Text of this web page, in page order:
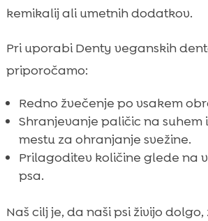
kemikalij ali umetnih dodatkov.
Pri uporabi Denty veganskih
priporočamo:
Redno žvečenje po vsakem
Shranjevanje paličic na suhem
mestu za ohranjanje svežine.
Prilagoditev količine glede na
psa.
Naš cilj je, da naši psi živijo